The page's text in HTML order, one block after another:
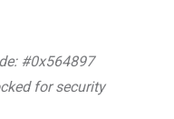
#0x564897
for security